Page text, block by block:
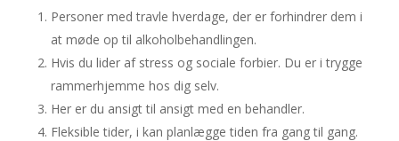
Personer med travle hverdage, der er forhindrer dem i
at møde op til alkoholbehandlingen.
Hvis du lider af stress og sociale forbier. Du er i trygge
rammerhjemme hos dig selv.
Her er du ansigt til ansigt med en behandler.
Fleksible tider, i kan planlægge tiden fra gang til gang.